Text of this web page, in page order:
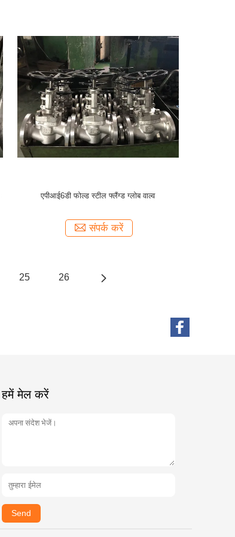
एपीआई6डी फोल्ड स्टील फ्लैंग्ड ग्लोब वाल्व
संपर्क करें
25 26
हमें मेल करें
Send